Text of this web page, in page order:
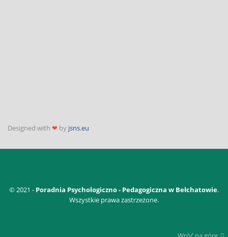
Designed with ❤ by jsns.eu
© 2021 - Poradnia Psychologiczno - Pedagogiczna w Bełchatowie.
Wszystkie prawa zastrzeżone.